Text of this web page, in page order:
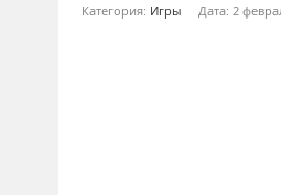
Категория: Игры Дата: 2